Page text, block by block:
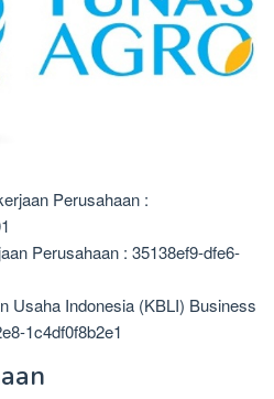
Perusahaan :
Perusahaan : 35138ef9-dfe6-
Usaha Indonesia (KBLI) Business
1c4df0f8b2e1